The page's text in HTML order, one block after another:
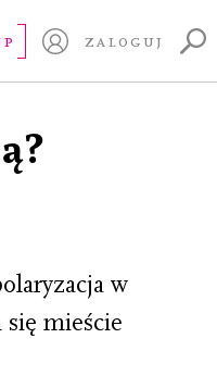
ZALOGUJ
czeka
w
mieście